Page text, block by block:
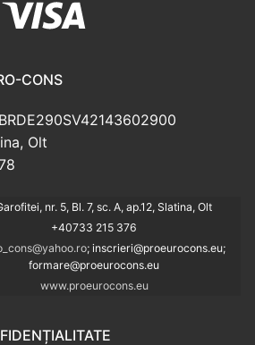
CONS
Olt
nr. 5, Bl. 7, sc. A, ap.12, Slatina, Olt
+40733 215 376
; inscrieri@proeurocons.eu;
formare@proeurocons.eu
www.proeurocons.eu